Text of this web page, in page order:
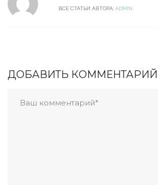
ВСЕ СТАТЬИ АВТОРА: ADMIN
ДОБАВИТЬ КОММЕНТАРИЙ